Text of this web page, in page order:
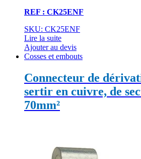
REF : CK25ENF
SKU: CK25ENF
Lire la suite
Ajouter au devis
Cosses et embouts
Connecteur de
sertir en cuivre, de
70mm²